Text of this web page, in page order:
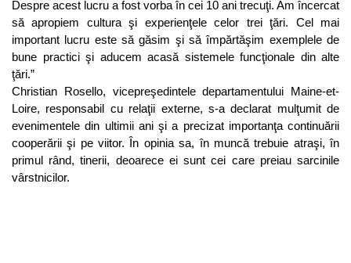
Despre acest lucru a fost vorba în cei 10 ani trecuţi. Am încercat
să apropiem cultura şi experienţele celor trei ţări. Cel mai
important lucru este să găsim şi să împărtăşim exemplele de
bune practici şi aducem acasă sistemele funcţionale din alte
ţări.”
Christian Rosello, vicepreşedintele departamentului Maine-et-
Loire, responsabil cu relaţii externe, s-a declarat mulţumit de
evenimentele din ultimii ani şi a precizat importanţa continuării
cooperării şi pe viitor. În opinia sa, în muncă trebuie atraşi, în
primul rând, tinerii, deoarece ei sunt cei care preiau sarcinile
vârstnicilor.